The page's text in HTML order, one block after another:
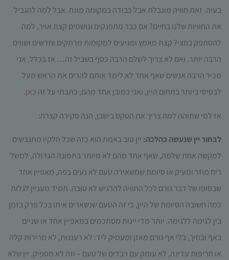
בעיה. זאת חוויה מוגבלת אבל כבודה במקומה מונח. אבל למה להגביל
את החוויות שלנו בחיים? אם כבר מתפנקים ונושמים קצת אויר, למה
להסתפק בחצי? קצת מאמץ ומגיעים למקומות מרתקים וחדשים ושווים
הרבה יותר. ואם לא צריך לשלם הרבה כסף בשביל זה… אז בכלל. אני
מכיר הרבה אנשים שאף אחד לא לימד אותם להרים את הראש מעל
לבסיסי ביותר בתחום היין, ואני כמובן אחד מהם, כתבתי על זה כאן.
אז למי שתוהה למה צריך את הטקס בישבן, הנה סקירה קצרה:
לבחור יין שנעשה כהלכה: יין טוב באמת הוא כזה שכל חלקיו מתגבשים
למקשה אחת שלמה, שאף אחד מהם לא מיותר בתמונה הגדולה, למשל
ריח מוזר ומעיק או סיומת שמשאירה טעם לא נעים בפה, מאפיין אחד
שבסופו של דבר גורם לכל החוויה להרגיש לא טובה. תמיד מעניין לגלות
כמה חשובה הסיומת של היין, כי זה הטעם שנשארים איתו בכל פרק בזמן
בין לגימה ללגימה. יותר מדי יינות מסתכמים במאפיין אחד או שניים
באף ובחיך, בלי אף גורם מאזן ומעמיק ליד: לא רעננות, לא מרירות קלה
או חריפות עדינה, לא עומק עם רבדים של טעם – וזה לא מספיק. יין שלא
מהפונקציות
באתר
להיעלם.
שיווקי
על ידי
תחומי
העניין
שלך בעת
ביקורך
תגדל
ההזדמנות
תוכן
והצעות
אישית.